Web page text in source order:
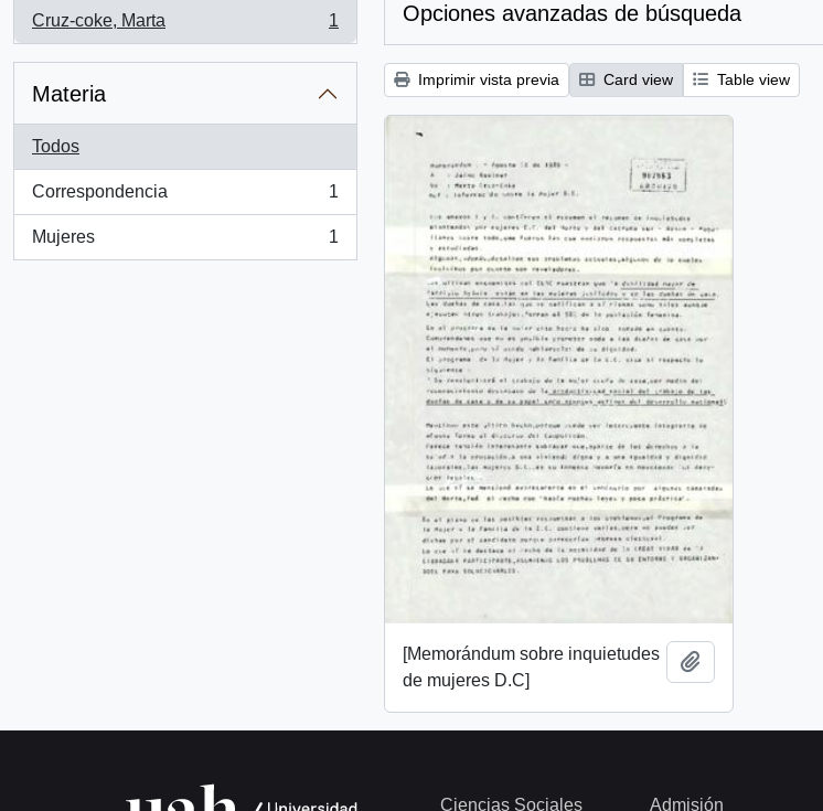
Cruz-coke, Marta
, 1 resultados
1
Materia
Todos
Correspondencia
, 1 resultados
1
Mujeres
, 1 resultados
1
Opciones avanzadas de búsqueda
Imprimir vista previa Card view Table view
[Memorándum sobre inquietudes
de mujeres D.C]
Ciencias Sociales Admisión